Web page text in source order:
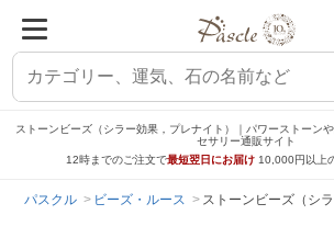
ストーンビーズ（シラー効果，プレナイト）｜パワーストーン
セサリー通販サイト
12時までのご注文で最短翌日にお届け 10,000円以上
パスクル ビーズ・ルース ストーンビーズ（シ